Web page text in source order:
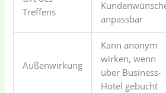
Treffens
anpassbar
Außenwirkung
Kann anonym
wirken, wenn
über Business-
Hotel gebucht